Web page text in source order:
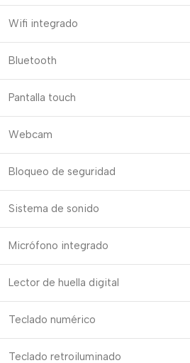
Wifi integrado
Bluetooth
Pantalla touch
Webcam
Bloqueo de seguridad
Sistema de sonido
Micrófono integrado
Lector de huella digital
Teclado numérico
Teclado retroiluminado